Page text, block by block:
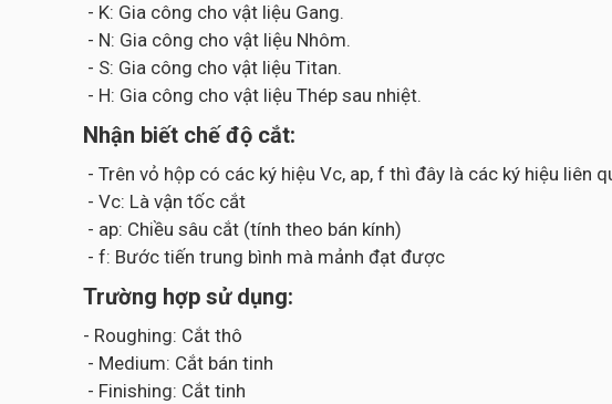
- K: Gia công cho vật liệu Gang.
- N: Gia công cho vật liệu Nhôm.
- S: Gia công cho vật liệu Titan.
- H: Gia công cho vật liệu Thép sau nhiệt.
Nhận biết chế độ cắt:
- Trên vỏ hộp có các ký hiệu Vc, ap, f thì đây là các ký hiệu
- Vc: Là vận tốc cắt
- ap: Chiều sâu cắt (tính theo bán kính)
- f: Bước tiến trung bình mà mảnh đạt được
Trường hợp sử dụng:
- Roughing: Cắt thô
- Medium: Cắt bán tinh
- Finishing: Cắt tinh